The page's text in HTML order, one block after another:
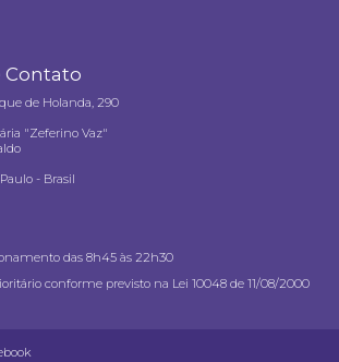
Contato
de Holanda, 290
"Zeferino Vaz"
- Brasil
das 8h45 às 22h30
conforme previsto na Lei 10048 de 11/08/2000